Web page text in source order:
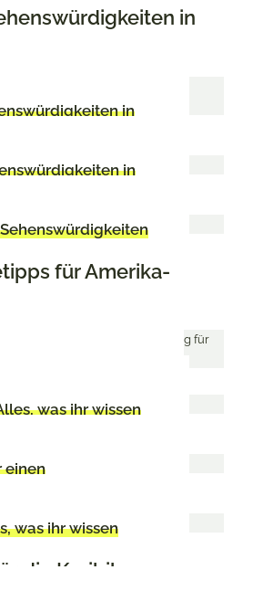
in
in
in
für Amerika-
was ihr wissen
einen
was ihr wissen
die Karibik